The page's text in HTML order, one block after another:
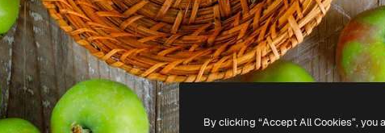
API
Mobil Uygulama
Tüm Magnific
araçları
2010- 2026Freepik Company S.L.U. Her hakkı saklıdır
By clicking “Accept All Cookies”,